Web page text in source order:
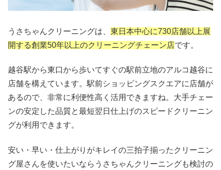
うさちゃんクリーニングは、 東日本中心に730店舗以上展
開する創業50年以上のクリーニングチェーン店です。
越谷駅から東口から歩いてすぐの駅前立地のアルコ越谷に
店舗を構えています。駅前ショッピングスクエアに店舗が
あるので、非常に利便性高く活用できますね。大手チェー
ンの安定した品質と最短翌日仕上げのスピードクリーニン
グが利用できます。
安い・早い・仕上がりがキレイの三拍子揃ったクリーニン
グ屋さんを使いたいならうさちゃんクリーニングも検討の